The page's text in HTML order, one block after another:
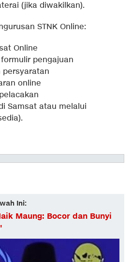
(jika diwakilkan).
STNK Online:
Online
pengajuan
persyaratan
online
Samsat atau melalui
Ini:
Maung: Bocor dan Bunyi